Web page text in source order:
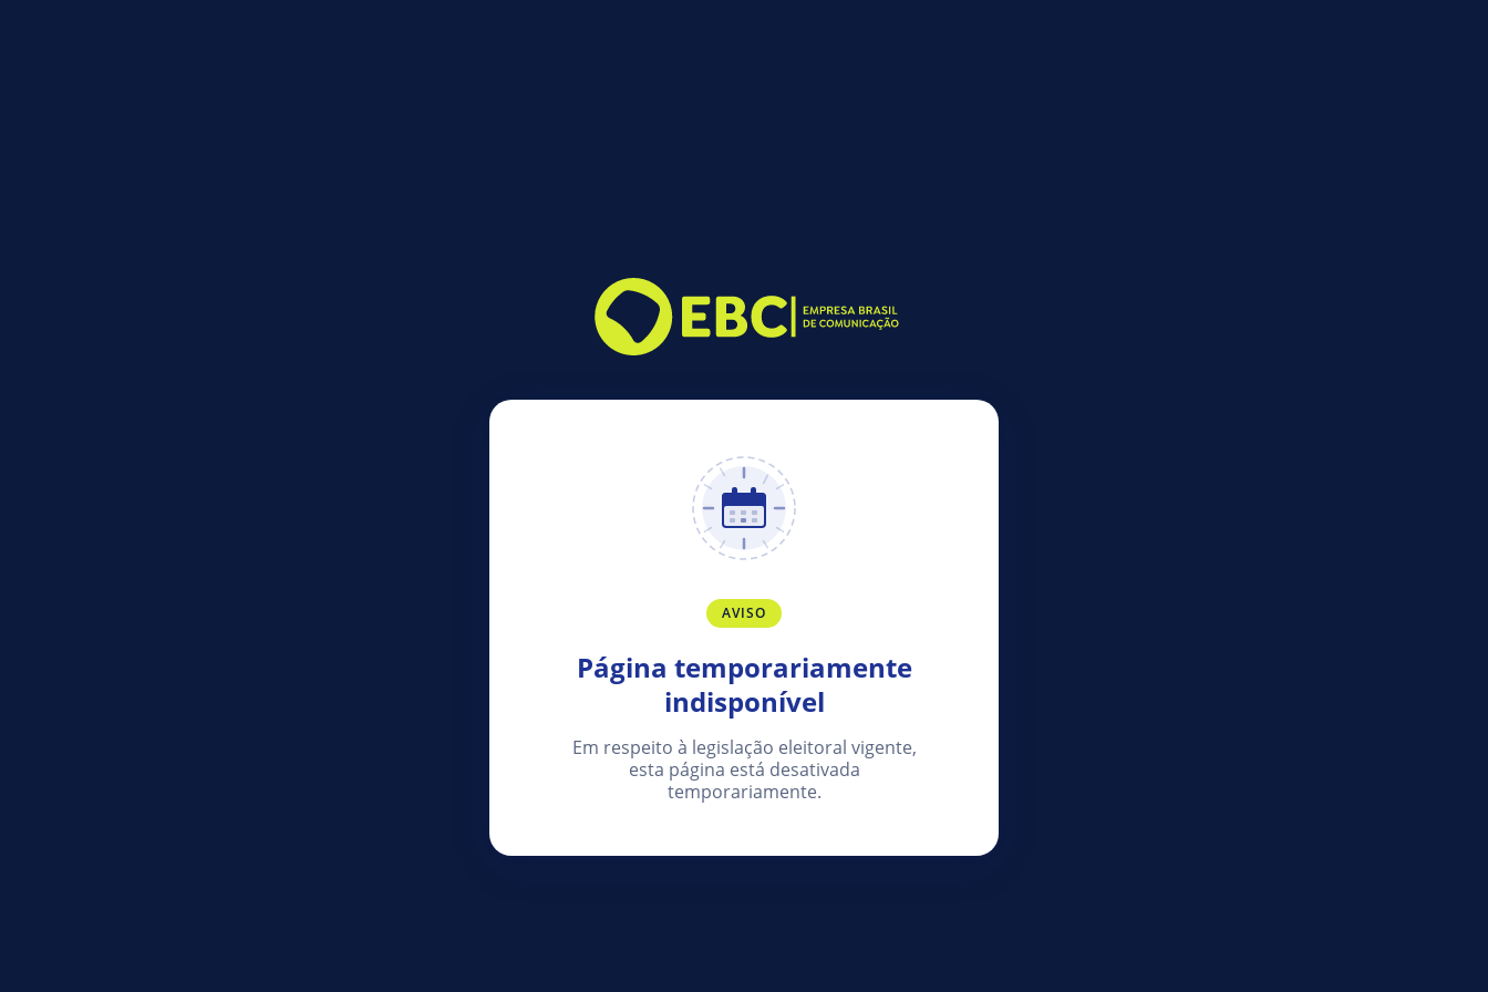
AVISO
Página temporariamente
indisponível
Em respeito à legislação eleitoral vigente,
esta página está desativada
temporariamente.